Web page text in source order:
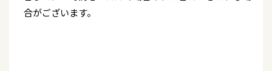
合がございます。